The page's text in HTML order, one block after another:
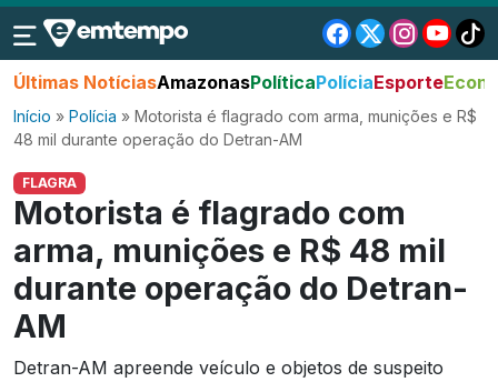
Últimas NotíciasAmazonasPolíticaPolíciaEsporte
Início » Polícia » Motorista é flagrado com arma, munições e R$
48 mil durante operação do Detran-AM
FLAGRA
Motorista é flagrado com
arma, munições e R$ 48 mil
durante operação do Detran-
AM
Detran-AM apreende veículo e objetos de suspeito